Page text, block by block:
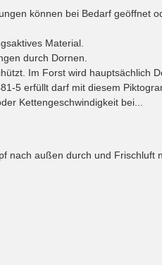
können bei Bedarf geöffnet
Material.
durch Dornen.
Im Forst wird hauptsächlich
5 erfüllt darf mit diesem
Kettengeschwindigkeit bei...
nach außen durch und Frischluft